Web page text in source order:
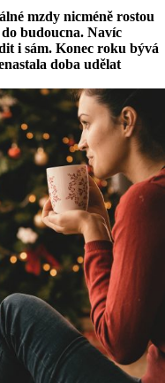
mzdy nicméně rostou
budoucna. Navíc
i sám. Konec roku bývá
doba udělat